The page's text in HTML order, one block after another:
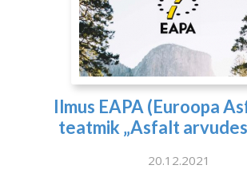
Ilmus EAPA (Euroopa
teatmik „Asfalt
20.12.2021